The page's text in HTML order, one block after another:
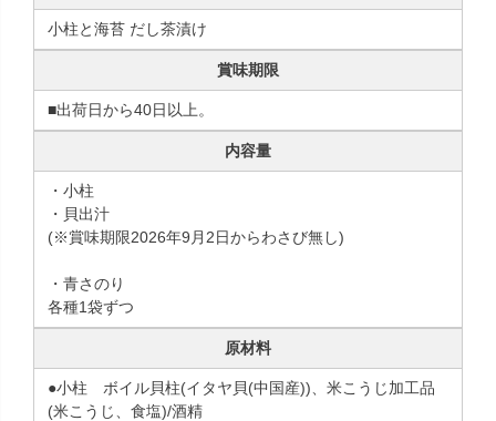
小柱と海苔 だし茶漬け
賞味期限
■出荷日から40日以上。
内容量
・小柱
・貝出汁
(※賞味期限2026年9月2日からわさび無し)
・青さのり
各種1袋ずつ
原材料
●小柱 ボイル貝柱(イタヤ貝(中国産))、米こうじ加工品
(米こうじ、食塩)/酒精